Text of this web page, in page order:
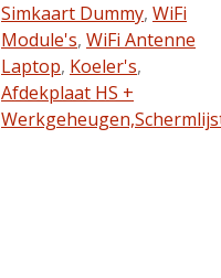
Simkaart Dummy, WiFi
Module's, WiFi Antenne
Laptop, Koeler's,
Afdekplaat HS +
Werkgeheugen,